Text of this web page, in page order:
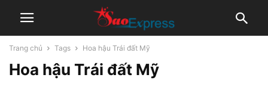
Trang chủ Tags Hoa hậu Trái đất Mỹ
Hoa hậu Trái đất Mỹ